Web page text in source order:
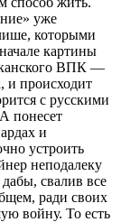
уже
которыми
картины
ВПК —
и происходит
с русскими
понесет
и
устроить
неподалеку
дабы, свалив все
ради своих
войну. То есть